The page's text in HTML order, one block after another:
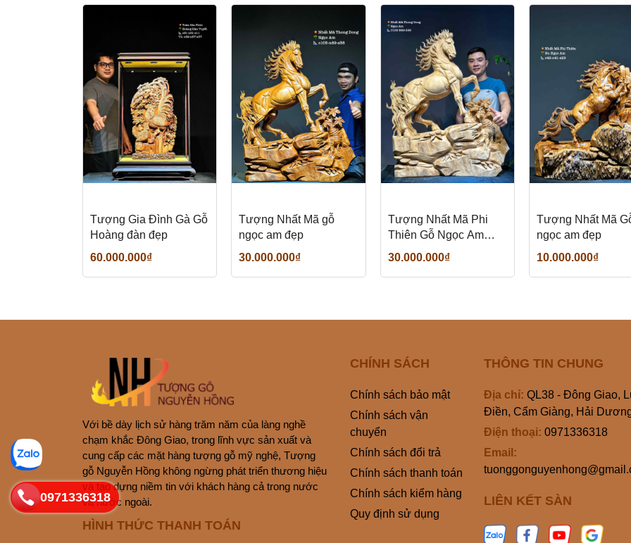
Tượng Gia Đình Gà Gỗ
Hoàng đàn đẹp
60.000.000₫
Tượng Nhất Mã gỗ
ngọc am đẹp
30.000.000₫
Tượng Nhất Mã Phi
Thiên Gỗ Ngọc Am
thơm
30.000.000₫
Tượng Nhất Mã
ngọc am đẹp
10.000.000₫
Với bề dày lịch sử hàng trăm năm của làng nghề
chạm khắc Đông Giao, trong lĩnh vực sản xuất và
cung cấp các mặt hàng tượng gỗ mỹ nghệ, Tượng
gỗ Nguyễn Hồng không ngừng phát triển thương hiệu
và tạo dựng niềm tin với khách hàng cả trong nước
và nước ngoài.
HÌNH THỨC THANH TOÁN
CHÍNH SÁCH
Chính sách bảo mật
Chính sách vận
chuyển
Chính sách đổi trả
Chính sách thanh toán
Chính sách kiểm hàng
Quy định sử dụng
THÔNG TIN CHUNG
Địa chỉ: QL38 - Đông Giao,
Điền, Cẩm Giàng, Hải
Điện thoại: 0971336318
Email:
LIÊN KẾT SÀN
0971336318